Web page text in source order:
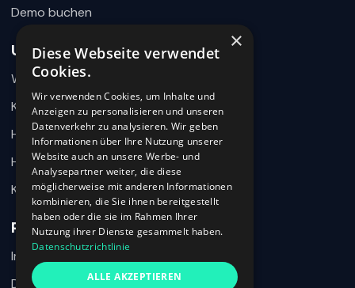
Demo buchen
Unternehmen
Warum 360HR
Kontakt
Hilfecenter
HR-Wissen
Karriere
Rechtliches
Impressum
Datenschutz
Wie können wir helfen?
hier im Chat zurück.
Ich habe den Datenschutzhinweis verstanden und möchte meine
Nachricht an 360HR übermitteln.
×
Diese Webseite verwendet
Cookies.
Wir verwenden Cookies, um Inhalte und
Anzeigen zu personalisieren und unseren
Datenverkehr zu analysieren. Wir geben
Informationen über Ihre Nutzung unserer
Website auch an unsere Werbe- und
Analysepartner weiter, die diese
möglicherweise mit anderen Informationen
kombinieren, die Sie ihnen bereitgestellt
haben oder die sie im Rahmen Ihrer
Nutzung ihrer Dienste gesammelt haben.
Datenschutzrichtlinie
ALLE AKZEPTIEREN